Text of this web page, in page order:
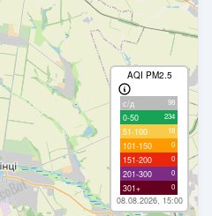
AQI PM2.5
с/д 98
0-50 234
51-100 18
101-150 0
151-200 0
201-300 0
301+ 0
08.08.2026, 15:00